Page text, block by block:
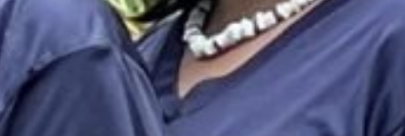
& Materials List